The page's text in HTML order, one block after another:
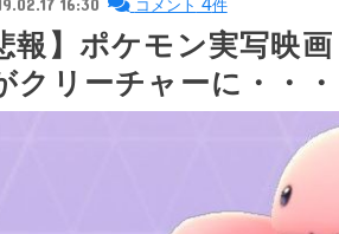
16:30 コメント 件
報】ポケモン実写映
クリーチャーに・・・